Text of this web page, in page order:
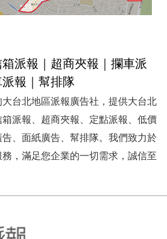
派報｜超商夾報｜攔車派
報｜幫排隊
台北地區派報廣告社，提供大台北
派報、超商夾報、定點派報、低價
、面紙廣告、幫排隊。我們致力於
，滿足您企業的一切需求，誠信至